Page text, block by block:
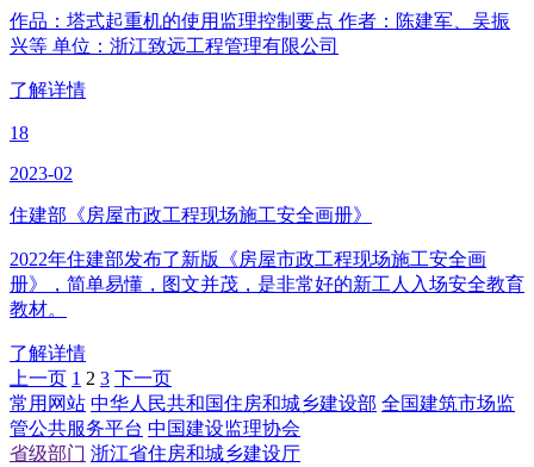
作品：塔式起重机的使用监理控制要点 作者：陈建军、吴振
兴等 单位：浙江致远工程管理有限公司
了解详情
18
2023-02
住建部《房屋市政工程现场施工安全画册》
2022年住建部发布了新版《房屋市政工程现场施工安全画
册》，简单易懂，图文并茂，是非常好的新工人入场安全教育
教材。
了解详情
上一页 1 2 3 下一页
常用网站 中华人民共和国住房和城乡建设部 全国建筑市场监
管公共服务平台 中国建设监理协会
省级部门 浙江省住房和城乡建设厅